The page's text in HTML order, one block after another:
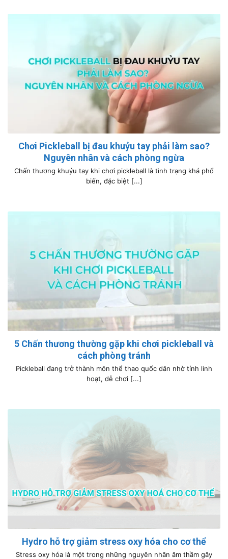
Chơi Pickleball bị đau khuỷu tay phải làm sao?
Nguyên nhân và cách phòng ngừa
Chấn thương khuỷu tay khi chơi pickleball là tình trạng khá phổ
biến, đặc biệt [...]
5 Chấn thương thường gặp khi chơi pickleball và
cách phòng tránh
Pickleball đang trở thành môn thể thao quốc dân nhờ tính linh
hoạt, dễ chơi [...]
Hydro hỗ trợ giảm stress oxy hóa cho cơ thể
Stress oxy hóa là một trong những nguyên nhân âm thầm gây